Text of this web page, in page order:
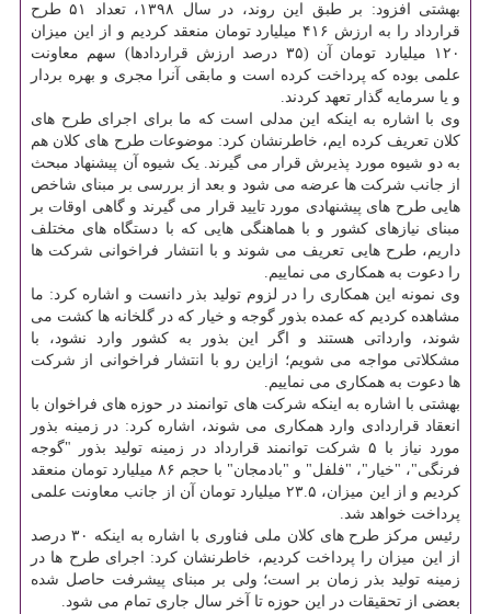
بهشتی افزود: بر طبق این روند، در سال ۱۳۹۸، تعداد ۵۱ طرح
قرارداد را به ارزش ۴۱۶ میلیارد تومان منعقد کردیم و از این میزان
۱۲۰ میلیارد تومان آن (۳۵ درصد ارزش قراردادها) سهم معاونت
علمی بوده که پرداخت کرده است و مابقی آنرا مجری و بهره بردار
و یا سرمایه گذار تعهد کردند.
وی با اشاره به اینکه این مدلی است که ما برای اجرای طرح های
کلان تعریف کرده ایم، خاطرنشان کرد: موضوعات طرح های کلان هم
به دو شیوه مورد پذیرش قرار می گیرند. یک شیوه آن پیشنهاد مبحث
از جانب شرکت ها عرضه می شود و بعد از بررسی بر مبنای شاخص
هایی طرح های پیشنهادی مورد تایید قرار می گیرند و گاهی اوقات بر
مبنای نیازهای کشور و با هماهنگی هایی که با دستگاه های مختلف
داریم، طرح هایی تعریف می شوند و با انتشار فراخوانی شرکت ها
را دعوت به همکاری می نماییم.
وی نمونه این همکاری را در لزوم تولید بذر دانست و اشاره کرد: ما
مشاهده کردیم که عمده بذور گوجه و خیار که در گلخانه ها کشت می
شوند، وارداتی هستند و اگر این بذور به کشور وارد نشود، با
مشکلاتی مواجه می شویم؛ ازاین رو با انتشار فراخوانی از شرکت
ها دعوت به همکاری می نماییم.
بهشتی با اشاره به اینکه شرکت های توانمند در حوزه های فراخوان با
انعقاد قراردادی وارد همکاری می شوند، اشاره کرد: در زمینه بذور
مورد نیاز با ۵ شرکت توانمند قرارداد در زمینه تولید بذور "گوجه
فرنگی"، "خیار"، "فلفل" و "بادمجان" با حجم ۸۶ میلیارد تومان منعقد
کردیم و از این میزان، ۲۳.۵ میلیارد تومان آن از جانب معاونت علمی
پرداخت خواهد شد.
رئیس مرکز طرح های کلان ملی فناوری با اشاره به اینکه ۳۰ درصد
از این میزان را پرداخت کردیم، خاطرنشان کرد: اجرای طرح ها در
زمینه تولید بذر زمان بر است؛ ولی بر مبنای پیشرفت حاصل شده
بعضی از تحقیقات در این حوزه تا آخر سال جاری تمام می شود.